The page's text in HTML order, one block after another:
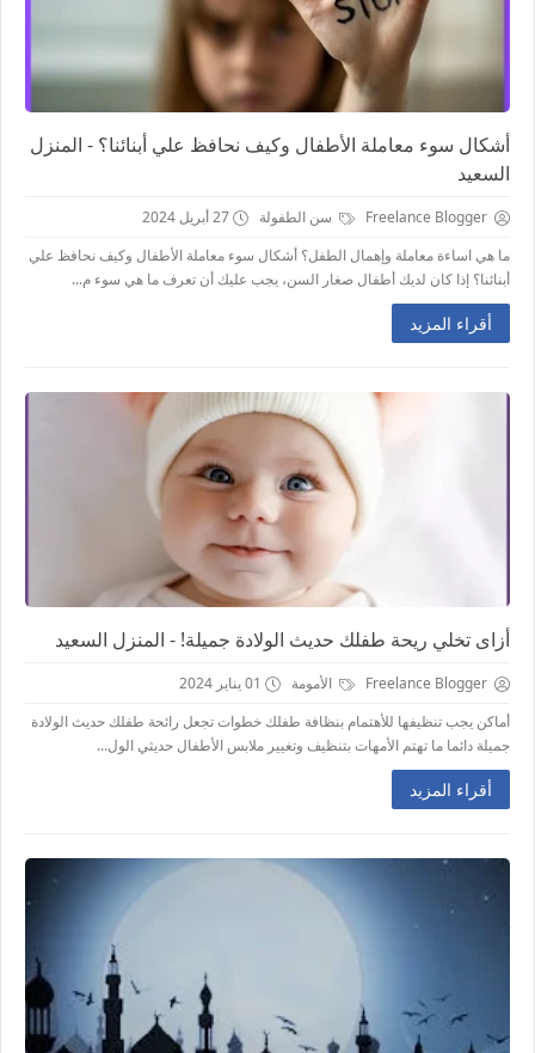
أشكال سوء معاملة الأطفال وكيف نحافظ علي أبنائنا؟ - المنزل
السعيد
Freelance Blogger سن الطفولة
27 أبريل 2024
ما هي اساءة معاملة وإهمال الطفل؟ أشكال سوء معاملة الأطفال وكيف نحافظ علي
أبنائنا؟ إذا كان لديك أطفال صغار السن، يجب عليك أن تعرف ما هي سوء م...
أقراء المزيد
أزاى تخلي ريحة طفلك حديث الولادة جميلة! - المنزل السعيد
Freelance Blogger الأمومة
01 يناير 2024
أماكن يجب تنظيفها للأهتمام بنظافة طفلك خطوات تجعل رائحة طفلك حديث الولادة
جميلة دائما ما تهتم الأمهات بتنظيف وتغيير ملابس الأطفال حديثي الول...
أقراء المزيد